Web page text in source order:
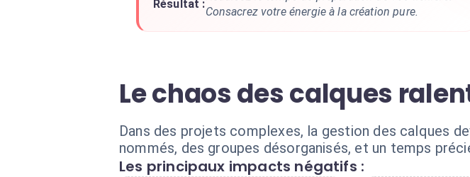
Résultat :
Consacrez votre énergie à la création pure.
Le chaos des calques
Dans des projets complexes, la gestion des calques
nommés, des groupes désorganisés, et un temps
Les principaux impacts négatifs :